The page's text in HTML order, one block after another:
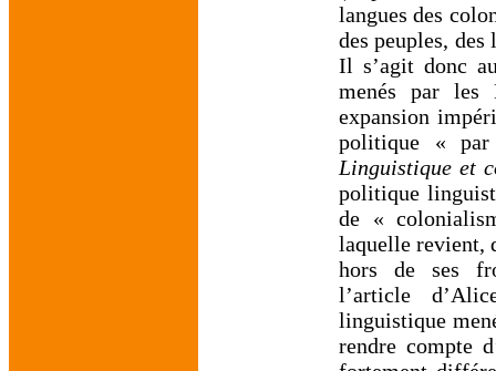
langues des
des peuples,
Il s’agit donc
menés par les
expansion
politique « par
Linguistique et
politique
de «
laquelle revient,
hors de ses
l’article
linguistique
rendre compte